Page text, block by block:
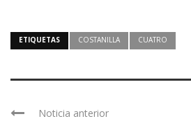
ETIQUETAS COSTANILLA CUATRO
Noticia anterior